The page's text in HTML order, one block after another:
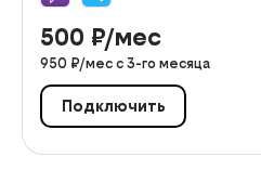
500 ₽/мес
950 ₽/мес с 3-го месяца
Подключить